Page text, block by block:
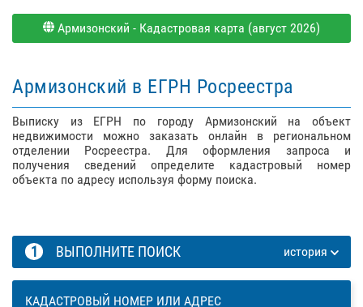
Армизонский - Кадастровая карта (август 2026)
Армизонский в ЕГРН Росреестра
Выписку из ЕГРН по городу Армизонский на объект
недвижимости можно заказать онлайн в региональном
отделении Росреестра. Для оформления запроса и
получения сведений определите кадастровый номер
объекта по адресу используя форму поиска.
1 ВЫПОЛНИТЕ ПОИСК история
КАДАСТРОВЫЙ НОМЕР ИЛИ АДРЕС